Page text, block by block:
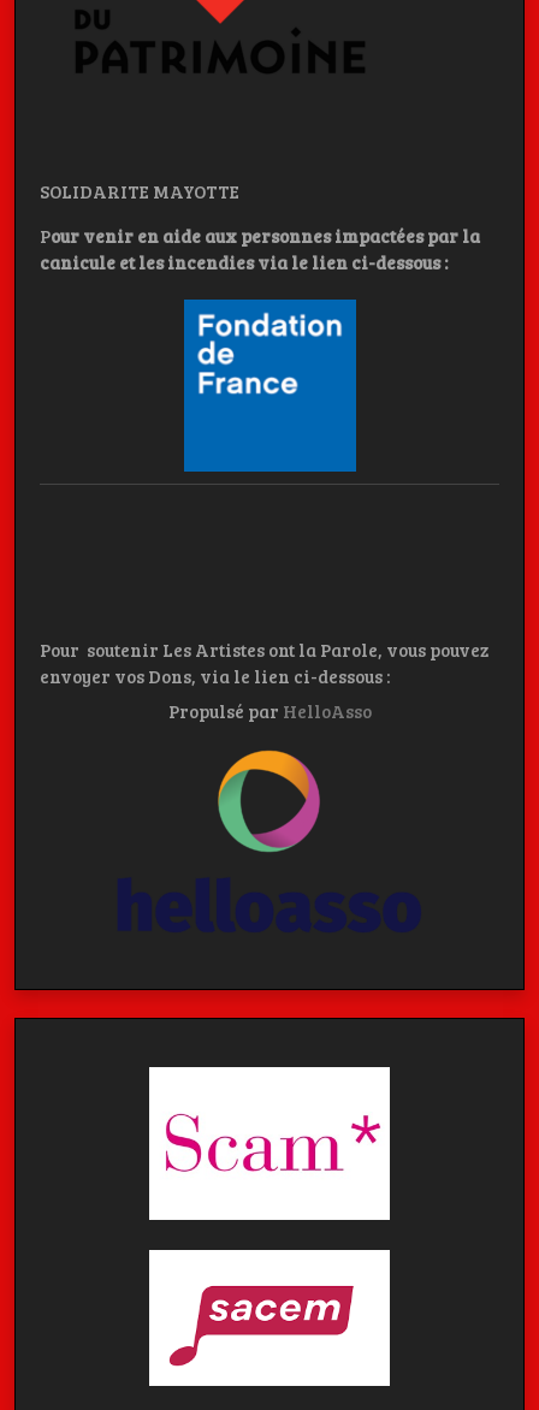
SOLIDARITE MAYOTTE
Pour venir en aide aux personnes impactées par la
canicule et les incendies via le lien ci-dessous :
Pour soutenir Les Artistes ont la Parole, vous pouvez
envoyer vos Dons, via le lien ci-dessous :
Propulsé par HelloAsso